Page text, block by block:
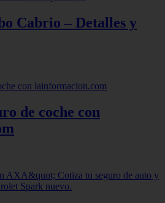
Cabrio – Detalles y
de coche con